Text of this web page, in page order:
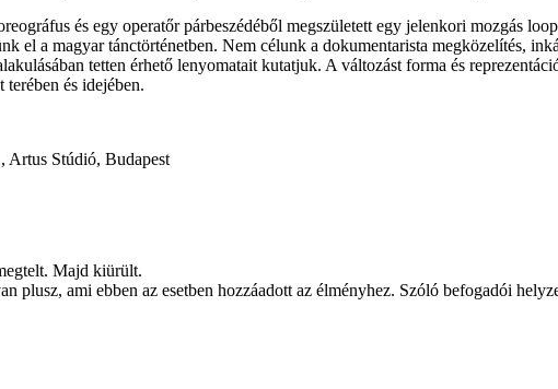
és egy operatőr párbeszédéből megszületett egy jelenkori mozgás
el a magyar tánctörténetben. Nem célunk a dokumentarista megközelítés,
tetten érhető lenyomatait kutatjuk. A változást forma és
és idejében.
Artus Stúdió, Budapest
Majd kiürült.
plusz, ami ebben az esetben hozzáadott az élményhez. Szóló befogadói